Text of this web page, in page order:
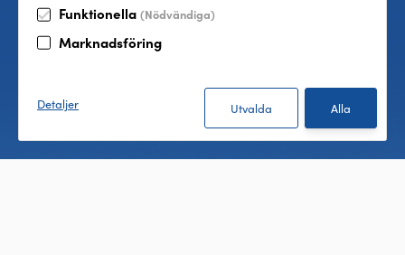
Funktionella (Nödvändiga)
Marknadsföring
Detaljer